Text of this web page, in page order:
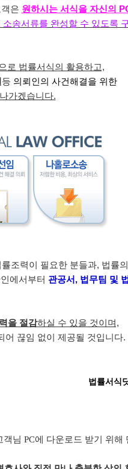
은 원하시는 서식을 자신의
송서류를 완성할 수 있도록
로 법률서식의 활용하고,
등 의뢰인의 사건해결을 위한
가겠습니다.
조력이 필요한 분들과, 법률
에서부터 관공서, 법무팀 및
을 절감하실 수 있을 것이며,
어 끊임 없이 제공될 것입니다.
법률서식
님 PC에 다운로드 받기 위해